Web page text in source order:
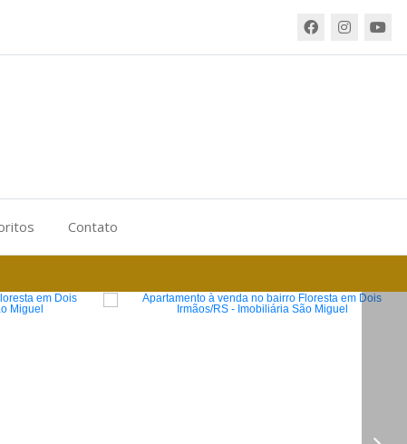
Contato